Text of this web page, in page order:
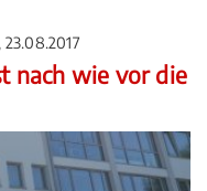
, 23.08.2017
nach wie vor die